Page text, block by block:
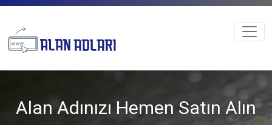
Alan Adınızı Hemen Satın Alın